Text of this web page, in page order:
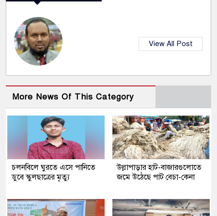
View All Post
More News Of This Category
চলনবিলে ঘুরতে এসে পানিতে
ডুবে স্কুলছাত্রের মৃত্যু
উল্লাপাড়ার হাট-বাজারগুলোতে
জমে উঠেছে পাট বেচা-কেনা